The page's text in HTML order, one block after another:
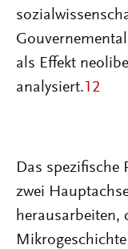
als Effekt
analysiert.12
Das spezifische
zwei
herausarbeiten,